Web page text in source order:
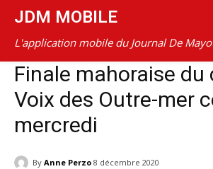
JDM MOBILE
L'application mobile du Journal De
Finale mahoraise du
Voix des Outre-mer
mercredi
By Anne Perzo 8 décembre 2020